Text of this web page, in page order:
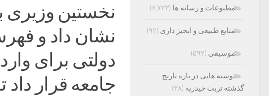
نخستین وزیری
نشان داد و
دولتی برای
جامعه قرار داد
مطبوعات و رسانه ها (۶,۷۲۳)
منابع طبیعی و ابخیز داری (۹۲)
موسیقی (۵۹۲)
نوشته هایی در باره تاریخ
گذشته تربت حیدریه (۳۸)